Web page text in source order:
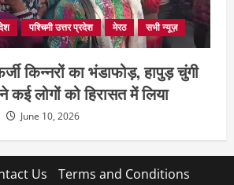
पश्चिमी उत्तर प्रदेश मेरठ सभी न्यूज़
किन्नरों का भंडाफोड़, हापुड़ चुंगी
कई लोगों को हिरासत में लिया
June 10, 2026
Us
Terms and Conditions